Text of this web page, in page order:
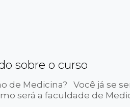
sobre o curso
de Medicina? Você já se
será a faculdade de